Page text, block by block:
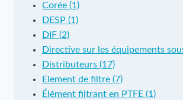
Corée (1)
DESP (1)
DIF (2)
Directive sur les équipements
Distributeurs (17)
Element de filtre (7)
Élément filtrant en PTFE (1)